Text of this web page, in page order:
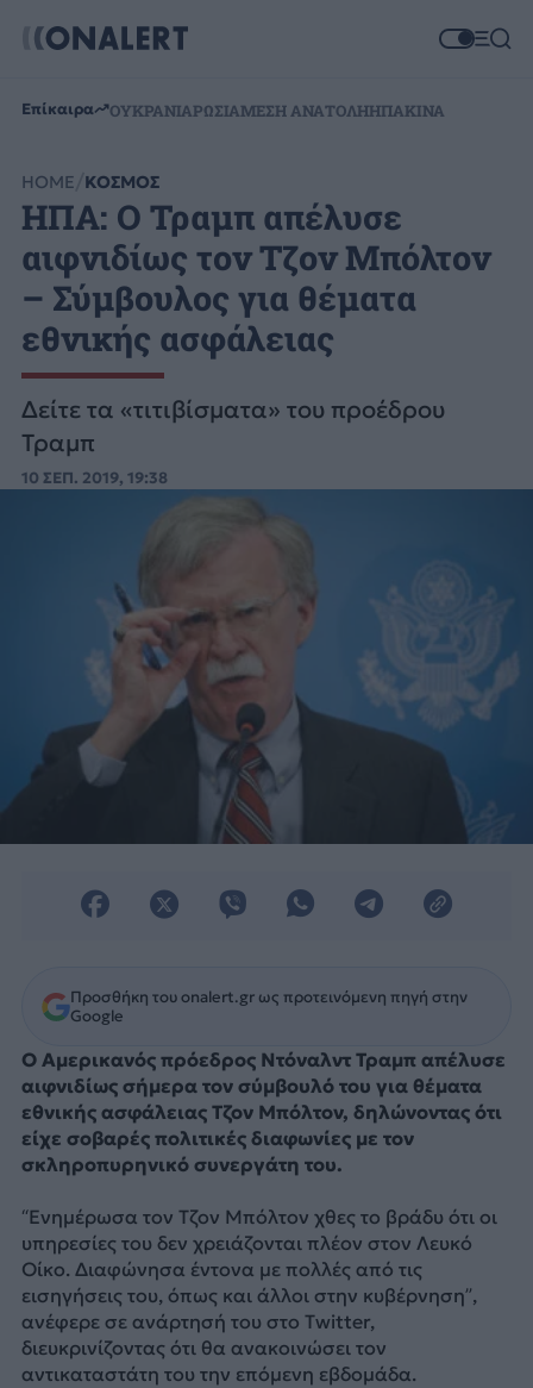
Επίκαιρα ΟΥΚΡΑΝΙΑΡΩΣΙΑΜΕΣΗ ΑΝΑΤΟΛΗΗΠΑΚΙΝΑ
HOME ΚΟΣΜΟΣ
ΗΠΑ: Ο Τραμπ απέλυσε
αιφνιδίως τον Τζον Μπόλτον
– Σύμβουλος για θέματα
εθνικής ασφάλειας
Δείτε τα «τιτιβίσματα» του προέδρου
Τραμπ
10 ΣΕΠ. 2019, 19:38
Προσθήκη του onalert.gr ως προτεινόμενη πηγή στην
Google
Ο Αμερικανός πρόεδρος Ντόναλντ Τραμπ απέλυσε
αιφνιδίως σήμερα τον σύμβουλό του για θέματα
εθνικής ασφάλειας Τζον Μπόλτον, δηλώνοντας ότι
είχε σοβαρές πολιτικές διαφωνίες με τον
σκληροπυρηνικό συνεργάτη του.
“Ενημέρωσα τον Τζον Μπόλτον χθες το βράδυ ότι οι
υπηρεσίες του δεν χρειάζονται πλέον στον Λευκό
Οίκο. Διαφώνησα έντονα με πολλές από τις
εισηγήσεις του, όπως και άλλοι στην κυβέρνηση”,
ανέφερε σε ανάρτησή του στο Twitter,
διευκρινίζοντας ότι θα ανακοινώσει τον
αντικαταστάτη του την επόμενη εβδομάδα.